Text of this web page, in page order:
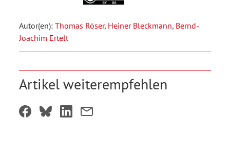
Autor(en): Thomas Röser, Heiner Bleckmann, Bernd-
Joachim Ertelt
Artikel weiterempfehlen